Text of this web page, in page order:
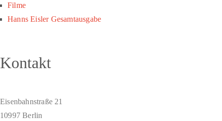
Filme
Hanns Eisler Gesamtausgabe
Kontakt
Eisenbahnstraße 21
10997 Berlin